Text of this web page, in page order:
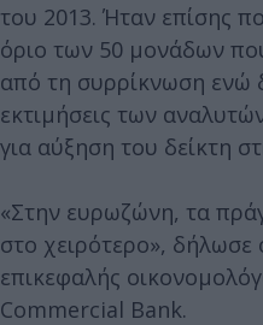
του 2013. Ήταν επίσης
όριο των 50 μονάδων
από τη συρρίκνωση ενώ
εκτιμήσεις των
για αύξηση του δείκτη
«Στην ευρωζώνη, τα
στο χειρότερο», δήλωσε
επικεφαλής
Commercial Bank.